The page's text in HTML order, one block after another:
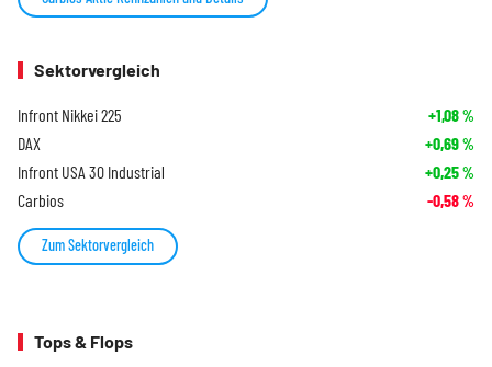
Sektorvergleich
Infront Nikkei 225 +1,08%
DAX +0,69%
Infront USA 30 Industrial +0,25%
Carbios -0,58%
Zum Sektorvergleich
Tops & Flops